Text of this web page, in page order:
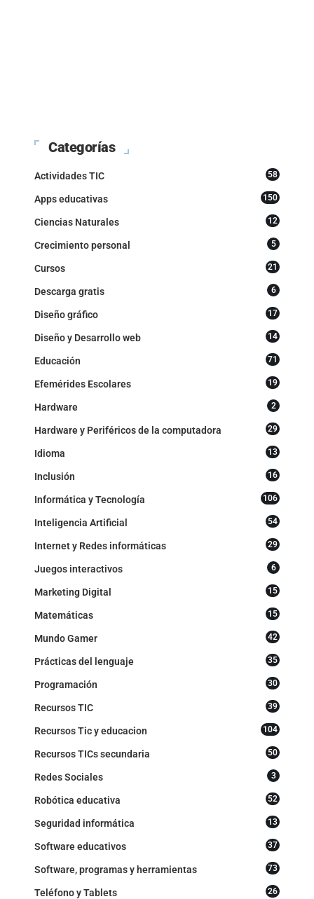
Categorías
Actividades TIC 58
Apps educativas 150
Ciencias Naturales 12
Crecimiento personal 5
Cursos 21
Descarga gratis 6
Diseño gráfico 17
Diseño y Desarrollo web 14
Educación 71
Efemérides Escolares 19
Hardware 2
Hardware y Periféricos de la computadora 29
Idioma 13
Inclusión 16
Informática y Tecnología 106
Inteligencia Artificial 54
Internet y Redes informáticas 29
Juegos interactivos 6
Marketing Digital 15
Matemáticas 15
Mundo Gamer 42
Prácticas del lenguaje 35
Programación 30
Recursos TIC 39
Recursos Tic y educacion 104
Recursos TICs secundaria 50
Redes Sociales 3
Robótica educativa 52
Seguridad informática 13
Software educativos 37
Software, programas y herramientas 73
Teléfono y Tablets 26